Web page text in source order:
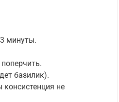
минуты.
базилик).
не